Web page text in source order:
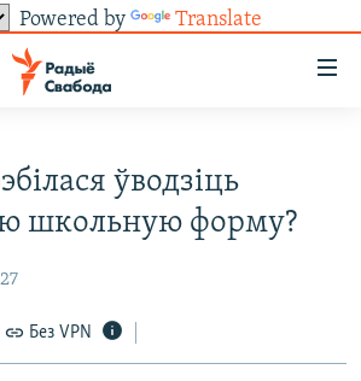
Powered by Translate
ўводзіць
школьную форму?
Без VPN